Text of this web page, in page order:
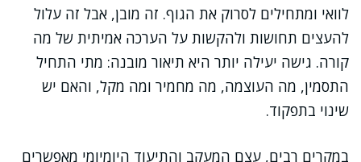
לוואי ומתחילים לסרוק את הגוף. זה מובן, אבל זה עלול
להעצים תחושות ולהקשות על הערכה אמיתית של מה
קורה. גישה יעילה יותר היא תיאור מובנה: מתי התחיל
התסמין, מה העוצמה, מה מחמיר ומה מקל, והאם יש
שינוי בתפקוד.
במקרים רבים, עצם המעקב והתיעוד היומיומי מאפשרים